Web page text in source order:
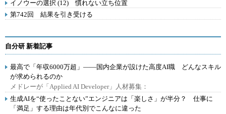
イノウーの選択 (12) 慣れない立ち位置
第742回 結果を引き受ける
自分研 新着記事
最高で「年収6000万超」――国内企業が設けた高度AI職 どんなスキル
が求められるのか
メドレーが「Applied AI Developer」人材募集：
生成AIを“使ったことない”エンジニアは「楽しさ」が半分？ 仕事に
「満足」する理由は年代別でこんなに違った